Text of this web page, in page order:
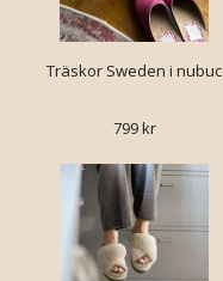
Träskor Sweden i nubuc
799 kr